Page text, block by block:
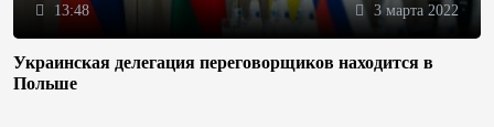
13:48 3 марта 2022
Украинская делегация переговорщиков находится в
Польше